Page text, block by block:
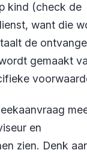
kind (check de
want die
de
gemaakt
en
zien. Denk